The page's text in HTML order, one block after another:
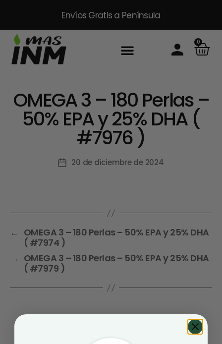
Envíos Gratis a Península
0
OMEGA 3 – 180 Perlas –
50% EPA y 25% DHA (
#7976 )
20 de diciembre de 2024
← OMEGA 3 – 180 Perlas – 50% EPA y 25% DHA
( #7974 )
→ OMEGA 3 – 180 Perlas – 50% EPA y 25% DHA
( #7979 )